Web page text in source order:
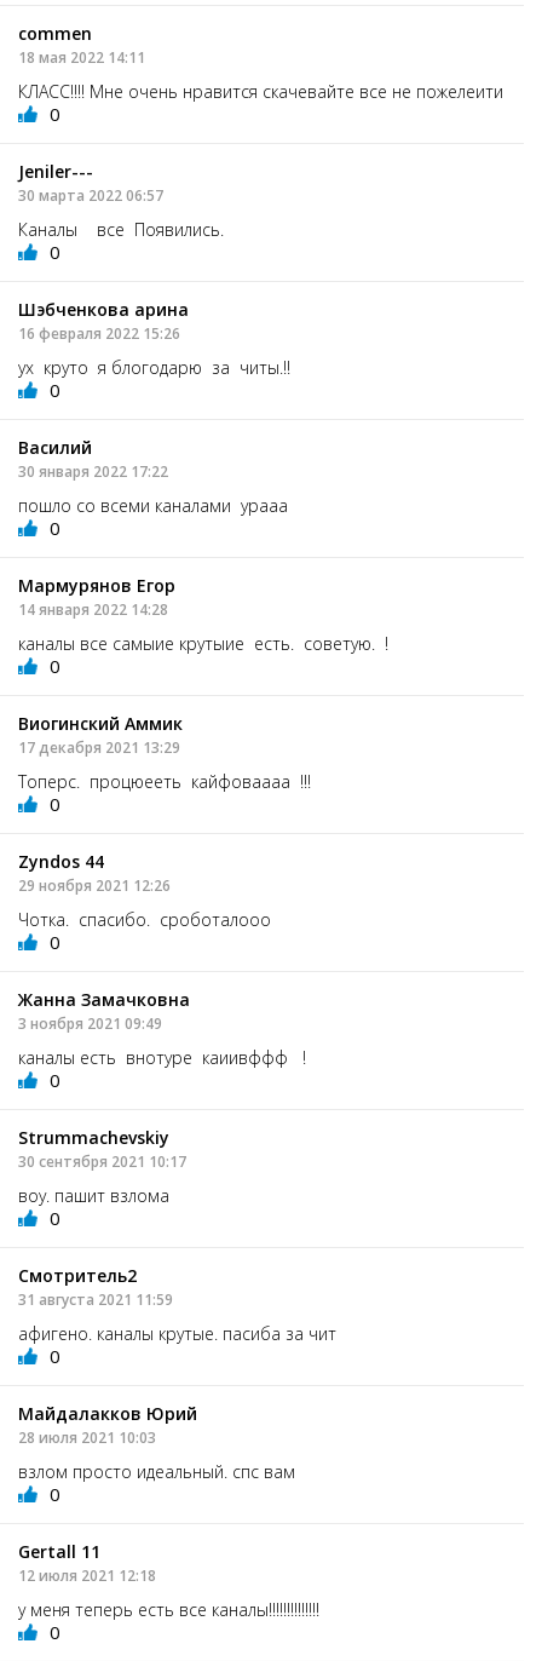
commen
18 мая 2022 14:11
КЛАСС!!!! Мне очень нравится скачевайте все не пожелеити
0
Jeniler---
30 марта 2022 06:57
Каналы все Появились.
0
Шэбченкова арина
16 февраля 2022 15:26
ух круто я блогодарю за читы.!!
0
Василий
30 января 2022 17:22
пошло со всеми каналами урааа
0
Мармурянов Егор
14 января 2022 14:28
каналы все самыие крутыие есть. советую. !
0
Виогинский Аммик
17 декабря 2021 13:29
Топерс. процюееть кайфоваааа !!!
0
Zyndos 44
29 ноября 2021 12:26
Чотка. спасибо. сроботалооо
0
Жанна Замачковна
3 ноября 2021 09:49
каналы есть внотуре каиивффф !
0
Strummachevskiy
30 сентября 2021 10:17
воу. пашит взлома
0
Смотритель2
31 августа 2021 11:59
афигено. каналы крутые. пасиба за чит
0
Майдалакков Юрий
28 июля 2021 10:03
взлом просто идеальный. спс вам
0
Gеrtall 11
12 июля 2021 12:18
у меня теперь есть все каналы!!!!!!!!!!!!!!
0